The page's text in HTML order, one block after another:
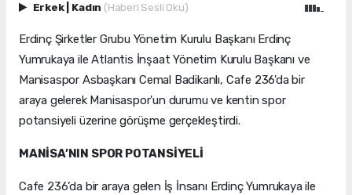
Erkek Kadın (Haberi Sesli Oku)
Erdinç Şirketler Grubu Yönetim Kurulu Başkanı Erdinç
Yumrukaya ile Atlantis İnşaat Yönetim Kurulu Başkanı ve
Manisaspor Asbaşkanı Cemal Badikanlı, Cafe 236'da bir
araya gelerek Manisaspor'un durumu ve kentin spor
potansiyeli üzerine görüşme gerçekleştirdi.
MANİSA’NIN SPOR POTANSİYELİ
Cafe 236’da bir araya gelen İş İnsanı Erdinç Yumrukaya ile